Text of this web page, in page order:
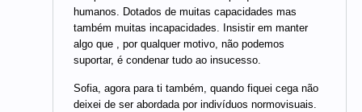
humanos. Dotados de muitas capacidades mas
também muitas incapacidades. Insistir em manter
algo que , por qualquer motivo, não podemos
suportar, é condenar tudo ao insucesso.
Sofia, agora para ti também, quando fiquei cega não
deixei de ser abordada por indivíduos normovisuais.